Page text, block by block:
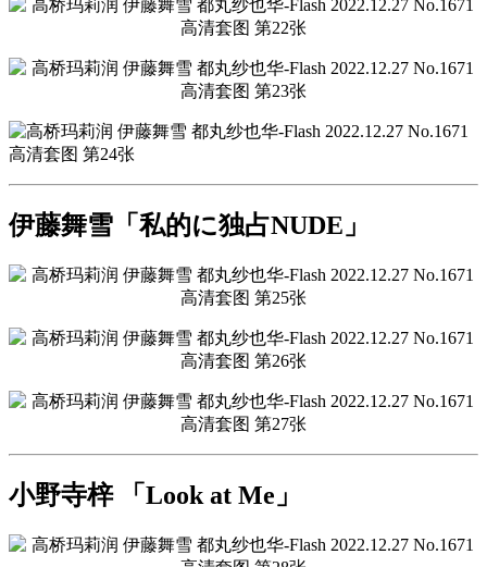
伊藤舞雪「私的に独占NUDE」
小野寺梓 「Look at Me」